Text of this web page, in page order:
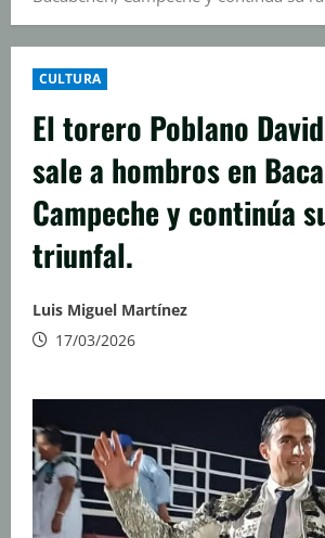
CULTURA
El torero Poblano
sale a hombros en
Campeche y continúa
triunfal.
Luis Miguel Martínez
17/03/2026